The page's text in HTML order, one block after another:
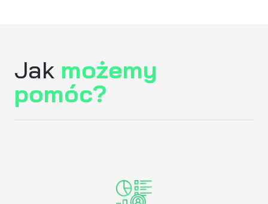
Jak możemy
pomóc?